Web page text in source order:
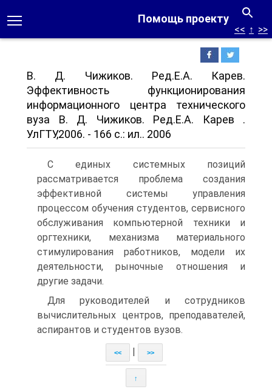
Помощь проекту
<< ↑ >>
В. Д. Чижиков. Ред.Е.А. Карев.
Эффективность функционирования
информационного центра технического
вуза В. Д. Чижиков. Ред.Е.А. Карев .
УлГТУ,2006. - 166 с.: ил.. 2006
С единых системных позиций
рассматривается проблема создания
эффективной системы управления
процессом обучения студентов, сервисного
обслуживания компьютерной техники и
оргтехники, механизма материального
стимулирования работников, модели их
деятельности, рыночные отношения и
другие задачи.
Для руководителей и сотрудников
вычислительных центров, преподавателей,
аспирантов и студентов вузов.
<< >>
↑